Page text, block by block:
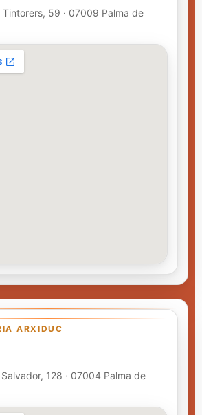
Tintorers, 59 · 07009 Palma de
ARXIDUC
128 · 07004 Palma de